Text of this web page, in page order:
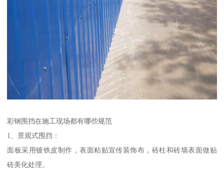
彩钢围挡在施工现场都有哪些规范
1、景观式围挡：
面板采用镀铁皮制作，表面粘贴宣传装饰布，砖柱和砖墙表面做贴
砖美化处理。